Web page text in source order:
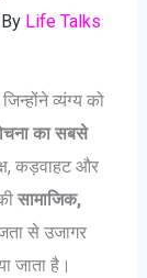
Life Talks
व्यंग्य को
का सबसे
कड़वाहट और
सामाजिक,
से उजागर
जाता है।